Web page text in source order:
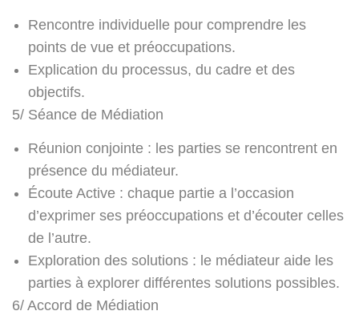
Rencontre individuelle pour comprendre les
points de vue et préoccupations.
Explication du processus, du cadre et des
objectifs.
5/ Séance de Médiation
Réunion conjointe : les parties se rencontrent en
présence du médiateur.
Écoute Active : chaque partie a l’occasion
d’exprimer ses préoccupations et d’écouter celles
de l’autre.
Exploration des solutions : le médiateur aide les
parties à explorer différentes solutions possibles.
6/ Accord de Médiation